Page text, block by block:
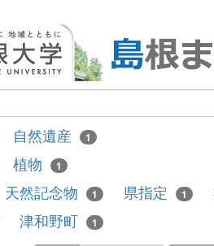
自然遺産 1
植物 1
天然記念物 1 県指定 1
津和野町 1